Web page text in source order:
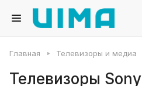
Главная Телевизоры и медиа
Телевизоры Sony